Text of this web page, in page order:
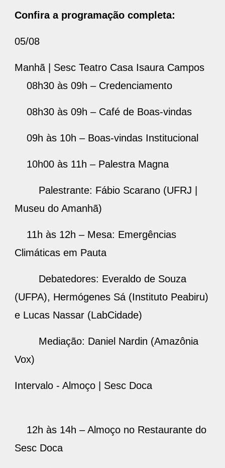
Confira a programação completa:
05/08
Manhã | Sesc Teatro Casa Isaura Campos
08h30 às 09h – Credenciamento
08h30 às 09h – Café de Boas-vindas
09h às 10h – Boas-vindas Institucional
10h00 às 11h – Palestra Magna
Palestrante: Fábio Scarano (UFRJ |
Museu do Amanhã)
11h às 12h – Mesa: Emergências
Climáticas em Pauta
Debatedores: Everaldo de Souza
(UFPA), Hermógenes Sá (Instituto Peabiru)
e Lucas Nassar (LabCidade)
Mediação: Daniel Nardin (Amazônia
Vox)
Intervalo - Almoço | Sesc Doca
12h às 14h – Almoço no Restaurante do
Sesc Doca